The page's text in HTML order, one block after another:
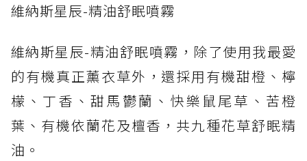
維納斯星辰-精油舒眠噴霧
維納斯星辰-精油舒眠噴霧，除了使用我最愛
的有機真正薰衣草外，還採用有機甜橙、檸
檬、丁香、甜馬鬱蘭、快樂鼠尾草、苦橙
葉、有機依蘭花及檀香，共九種花草舒眠精
油。